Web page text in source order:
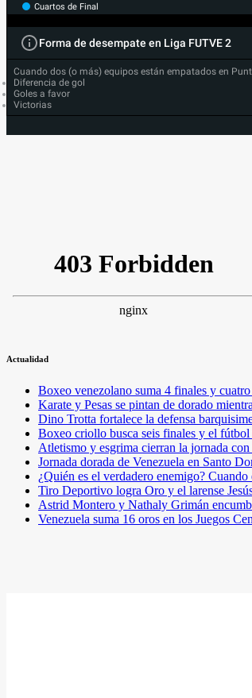
Cuartos de Final
Forma de desempate en Liga FUTVE 2
Cuando dos (o más) equipos están empatados en
Diferencia de gol
Goles a favor
Victorias
Actualidad
Boxeo venezolano suma 4 finales y
Karate y Pesas se pintan de dorado
Dino Trotta fortalece la defensa
Boxeo criollo busca seis finales y el
Atletismo y esgrima cierran la jornada
Jornada dorada de Venezuela en Santo
¿Quién es el verdadero enemigo?
Tiro Deportivo logra Oro y el larense
Astrid Montero y Nathaly Grimán
Venezuela suma 16 oros en los Juegos